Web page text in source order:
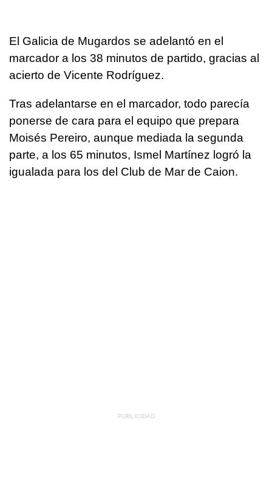
El Galicia de Mugardos se adelantó en el
marcador a los 38 minutos de partido, gracias al
acierto de Vicente Rodríguez.
Tras adelantarse en el marcador, todo parecía
ponerse de cara para el equipo que prepara
Moisés Pereiro, aunque mediada la segunda
parte, a los 65 minutos, Ismel Martínez logró la
igualada para los del Club de Mar de Caion.